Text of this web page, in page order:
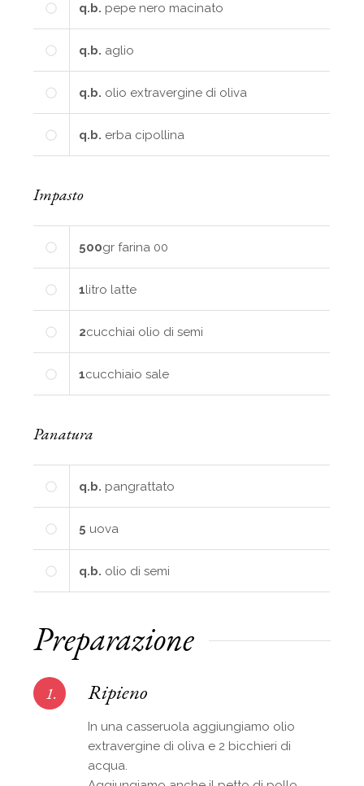
q.b. pepe nero macinato
q.b. aglio
q.b. olio extravergine di oliva
q.b. erba cipollina
Impasto
500gr farina 00
1litro latte
2cucchiai olio di semi
1cucchiaio sale
Panatura
q.b. pangrattato
5 uova
q.b. olio di semi
Preparazione
1. Ripieno
In una casseruola aggiungiamo olio
extravergine di oliva e 2 bicchieri di
acqua.